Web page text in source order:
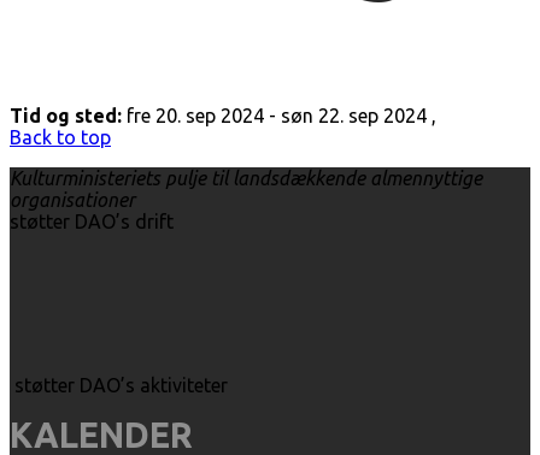
Tid og sted: fre 20. sep 2024 - søn 22. sep 2024 ,
Back to top
Kulturministeriets pulje til landsdækkende almennyttige
organisationer
støtter DAO’s drift
støtter DAO’s aktiviteter
KALENDER